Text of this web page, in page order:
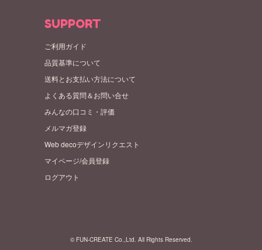
SUPPORT
ご利用ガイド
品質基準について
送料とお支払い方法について
よくある質問＆お問い合せ
みんなの口コミ・評価
メルマガ登録
Web decoデザインリクエスト
マイページ/会員登録
ログアウト
© FUN-CREATE Co.,Ltd. All Rights Reserved.